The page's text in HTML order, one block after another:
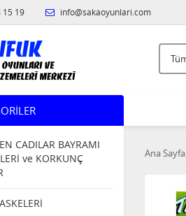
15 19 info@sakaoyunlari.com
CADILAR BAYRAMI
ve KORKUNÇ
Ana Sayfa